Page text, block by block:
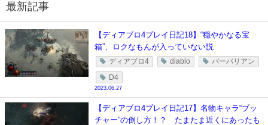
最新記事
【ディアブロ4プレイ日記18】“穏やかなる宝
箱”、ロクなもんが入っていない説
ディアブロ4 diablo バーバリアン
D4
2023.06.27
【ディアブロ4プレイ日記17】名物キャラ“ブッ
チャー”の倒し方！？ たまたま近くにあったも